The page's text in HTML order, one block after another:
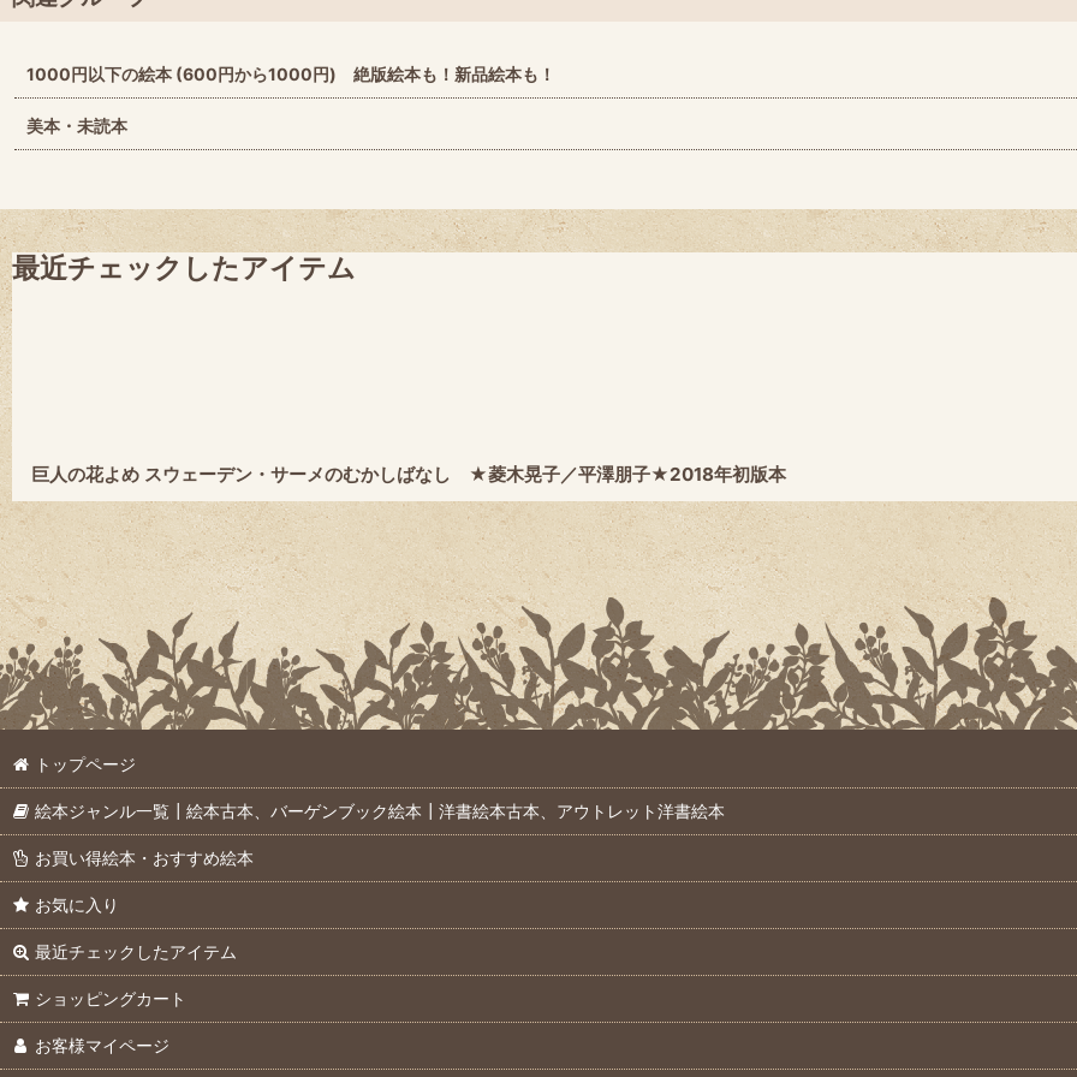
1000円以下の絵本 (600円から1000円) 絶版絵本も！新品絵本も！
美本・未読本
最近チェックしたアイテム
巨人の花よめ スウェーデン・サーメのむかしばなし ★菱木晃子／平澤朋子★2018年初版本
トップページ
絵本ジャンル一覧┃絵本古本、バーゲンブック絵本┃洋書絵本古本、アウトレット洋書絵本
お買い得絵本・おすすめ絵本
お気に入り
最近チェックしたアイテム
ショッピングカート
お客様マイページ